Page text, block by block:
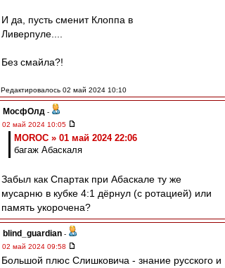
И да, пусть сменит Клоппа в
Ливерпуле....
Без смайла?!
Редактировалось 02 май 2024 10:10
МосфОлд -
02 май 2024 10:05
MOROC » 01 май 2024 22:06
багаж Абаскаля
Забыл как Спартак при Абаскале ту же
мусарню в кубке 4:1 дёрнул (с ротацией) или
память укорочена?
blind_guardian -
02 май 2024 09:58
Большой плюс Слишковича - знание русского и